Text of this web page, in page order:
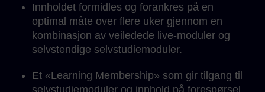
Innholdet formidles og forankres på en
optimal måte over flere uker gjennom en
kombinasjon av veiledede live-moduler og
selvstendige selvstudiemoduler.
Et «Learning Membership» som gir tilgang til
selvstudiemoduler og innhold på forespørsel,